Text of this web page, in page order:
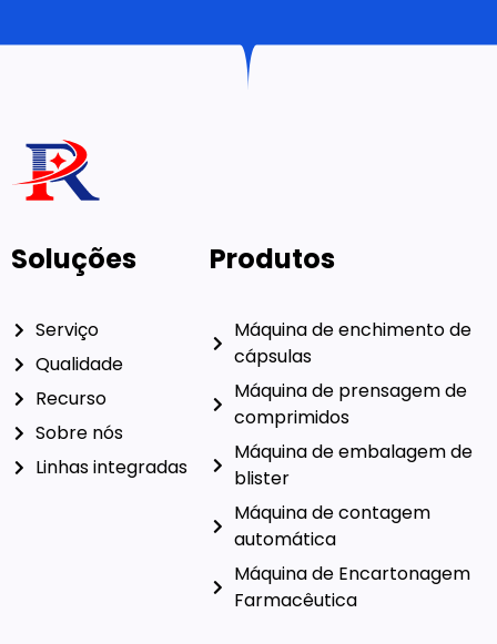
Soluções
Serviço
Qualidade
Recurso
Sobre nós
Linhas integradas
Produtos
Máquina de enchimento de
cápsulas
Máquina de prensagem de
comprimidos
Máquina de embalagem de
blister
Máquina de contagem
automática
Máquina de Encartonagem
Farmacêutica